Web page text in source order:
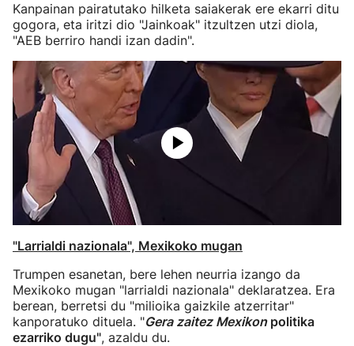
Kanpainan pairatutako hilketa saiakerak ere ekarri ditu
gogora, eta iritzi dio "Jainkoak" itzultzen utzi diola,
"AEB berriro handi izan dadin".
"Larrialdi nazionala", Mexikoko mugan
Trumpen esanetan, bere lehen neurria izango da
Mexikoko mugan "larrialdi nazionala" deklaratzea. Era
berean, berretsi du "milioika gaizkile atzerritar"
kanporatuko dituela. "Gera zaitez Mexikonpolitika
ezarriko dugu", azaldu du.